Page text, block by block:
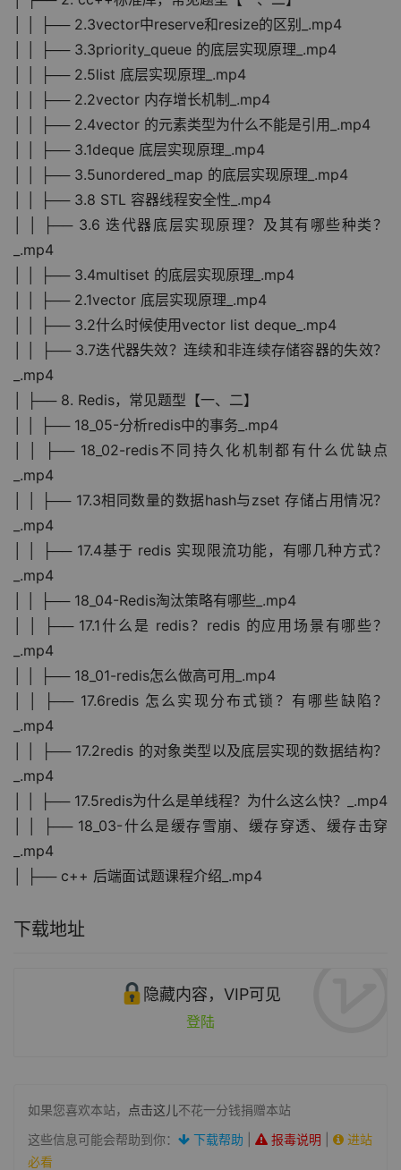
│ │ ├── 2.3vector中reserve和resize的区别_.mp4
│ │ ├── 3.3priority_queue 的底层实现原理_.mp4
│ │ ├── 2.5list 底层实现原理_.mp4
│ │ ├── 2.2vector 内存增长机制_.mp4
│ │ ├── 2.4vector 的元素类型为什么不能是引用_.mp4
│ │ ├── 3.1deque 底层实现原理_.mp4
│ │ ├── 3.5unordered_map 的底层实现原理_.mp4
│ │ ├── 3.8 STL 容器线程安全性_.mp4
│ │ ├── 3.6 迭代器底层实现原理？及其有哪些种类？
_.mp4
│ │ ├── 3.4multiset 的底层实现原理_.mp4
│ │ ├── 2.1vector 底层实现原理_.mp4
│ │ ├── 3.2什么时候使用vector list deque_.mp4
│ │ ├── 3.7迭代器失效？连续和非连续存储容器的失效？
_.mp4
│ ├── 8. Redis，常见题型【一、二】
│ │ ├── 18_05-分析redis中的事务_.mp4
│ │ ├── 18_02-redis不同持久化机制都有什么优缺点
_.mp4
│ │ ├── 17.3相同数量的数据hash与zset 存储占用情况？
_.mp4
│ │ ├── 17.4基于 redis 实现限流功能，有哪几种方式？
_.mp4
│ │ ├── 18_04-Redis淘汰策略有哪些_.mp4
│ │ ├── 17.1什么是 redis？redis 的应用场景有哪些？
_.mp4
│ │ ├── 18_01-redis怎么做高可用_.mp4
│ │ ├── 17.6redis 怎么实现分布式锁？有哪些缺陷？
_.mp4
│ │ ├── 17.2redis 的对象类型以及底层实现的数据结构？
_.mp4
│ │ ├── 17.5redis为什么是单线程？为什么这么快？_.mp4
│ │ ├── 18_03-什么是缓存雪崩、缓存穿透、缓存击穿
_.mp4
│ ├── c++ 后端面试题课程介绍_.mp4
下载地址
隐藏内容，VIP可见
登陆
如果您喜欢本站， 点击这儿不花一分钱捐赠本站
这些信息可能会帮助到你：
下载帮助 报毒说明
进站
必看